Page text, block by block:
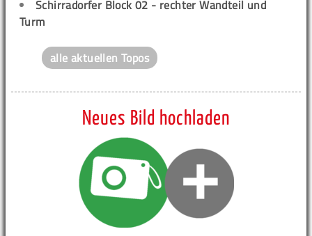
Schirradorfer Block 02 - rechter Wandteil und
Turm
alle aktuellen Topos
Neues Bild hochladen